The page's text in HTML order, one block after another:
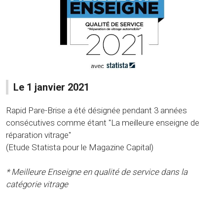
Le 1 janvier 2021
Rapid Pare-Brise a été désignée pendant 3 années
consécutives comme étant "La meilleure enseigne de
réparation vitrage"
(Etude Statista pour le Magazine Capital)
* Meilleure Enseigne en qualité de service dans la
catégorie vitrage